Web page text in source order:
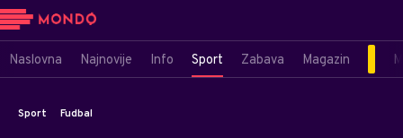
Naslovna Najnovije Info Sport Zabava Magazin
Sport Fudbal